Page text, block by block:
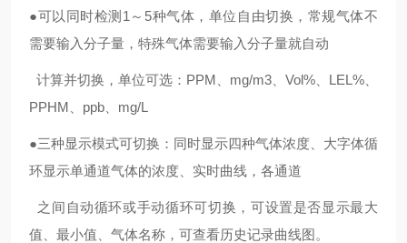
●可以同时检测 1 ～ 5种气体，单位自由切换， 常规气体不
需要输入分子量，特殊气体需要输入分子量就自动
计算并切换，单位可选： PPM mg/m3 Vol% LEL%
PPHM
ppb mg/L
●三种显示模式可切换：同时显示四种气体浓度、大字体循
环显示单通道气体的浓度、实时曲线，各通道
之间自动循环或手动循环可切换， 可设置是否显示最大
值、最小值、气体名称，可查看历史记录曲线图。